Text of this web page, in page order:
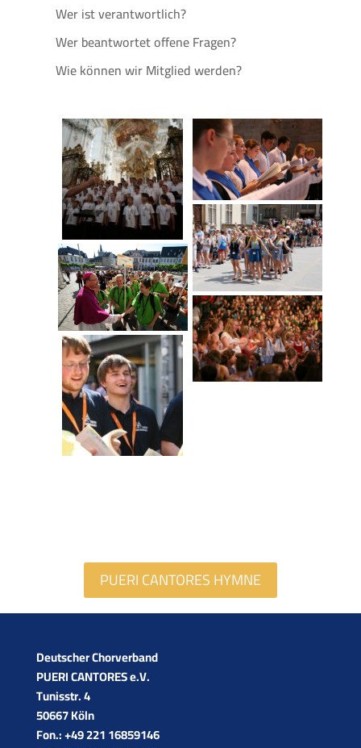
Wer ist verantwortlich?
Wer beantwortet offene Fragen?
Wie können wir Mitglied werden?
PUERI CANTORES HYMNE
Deutscher Chorverband­
PUERI CANTORES e.V.
Tunisstr. 4
50667 Köln
Fon.: +49 221 16859146